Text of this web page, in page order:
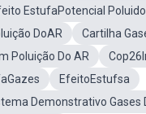
EstufaPotencial
DoAR
Cartilha
Poluição Do AR
EfeitoEstufsa
Demonstrativo Gases